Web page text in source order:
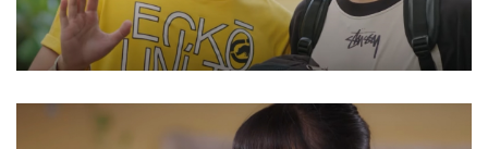
Thế giới
Cuộc sống đó đây
Multimedia
Ảnh
E-Magazine